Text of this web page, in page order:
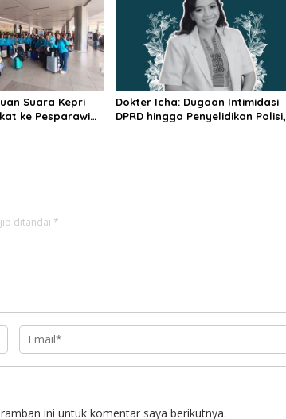
Suara Kepri
ke Pesparawi
Dokter Icha: Dugaan Intimidasi
DPRD hingga Penyelidikan Polisi,
ditandai *
ini untuk komentar saya berikutnya.